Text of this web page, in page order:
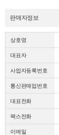
판매자정보
상호명
대표자
사업자등록번호
통신판매업번호
대표전화
팩스전화
이메일